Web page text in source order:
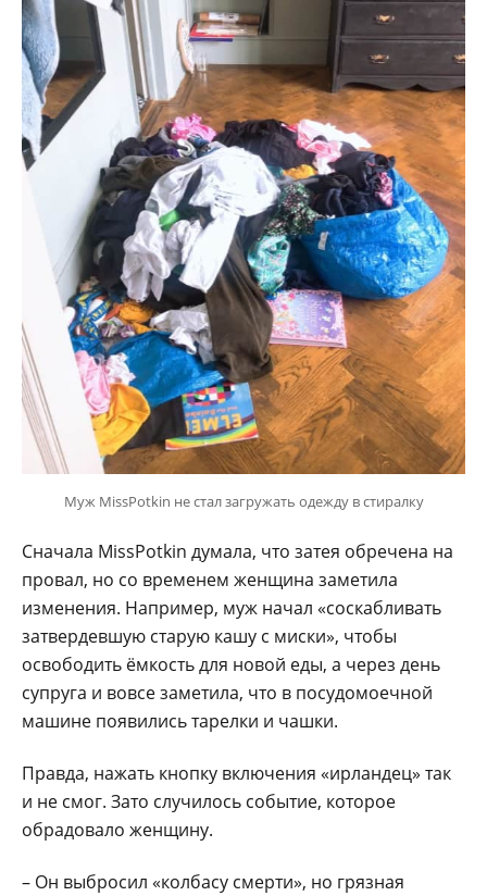
Муж MissPotkin не стал загружать одежду в стиралку
Сначала MissPotkin думала, что затея обречена на
провал, но со временем женщина заметила
изменения. Например, муж начал «соскабливать
затвердевшую старую кашу с миски», чтобы
освободить ёмкость для новой еды, а через день
супруга и вовсе заметила, что в посудомоечной
машине появились тарелки и чашки.
Правда, нажать кнопку включения «ирландец» так
и не смог. Зато случилось событие, которое
обрадовало женщину.
– Он выбросил «колбасу смерти», но грязная